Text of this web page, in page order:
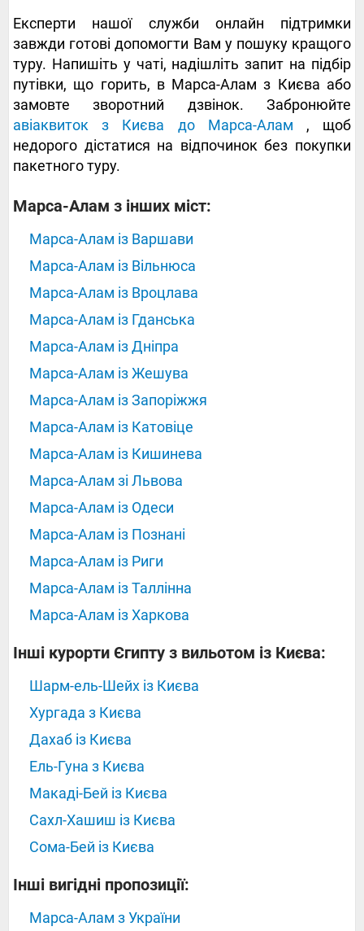
Експерти нашої служби онлайн підтримки
завжди готові допомогти Вам у пошуку кращого
туру. Напишіть у чаті, надішліть запит на підбір
путівки, що горить, в Марса-Алам з Києва або
замовте зворотний дзвінок. Забронюйте
авіаквиток з Києва до Марса-Алам , щоб
недорого дістатися на відпочинок без покупки
пакетного туру.
Марса-Алам з інших міст:
Марса-Алам із Варшави
Марса-Алам із Вільнюса
Марса-Алам із Вроцлава
Марса-Алам із Гданська
Марса-Алам із Дніпра
Марса-Алам із Жешува
Марса-Алам із Запоріжжя
Марса-Алам із Катовіце
Марса-Алам із Кишинева
Марса-Алам зі Львова
Марса-Алам із Одеси
Марса-Алам із Познані
Марса-Алам із Риги
Марса-Алам із Таллінна
Марса-Алам із Харкова
Інші курорти Єгипту з вильотом із Києва:
Шарм-ель-Шейх із Києва
Хургада з Києва
Дахаб із Києва
Ель-Гуна з Києва
Макаді-Бей із Києва
Сахл-Хашиш із Києва
Сома-Бей із Києва
Інші вигідні пропозиції:
Марса-Алам з України